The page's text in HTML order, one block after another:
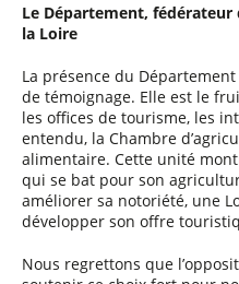
Le Département,
la Loire
La présence du
de témoignage. Elle est le
les offices de tourisme, les
entendu, la Chambre
alimentaire. Cette unité
qui se bat pour son
améliorer sa notoriété, une
développer son offre
Nous regrettons que